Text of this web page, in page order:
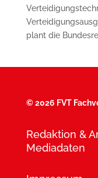
plant die
©2026 FVT
Redaktion &
Mediadaten